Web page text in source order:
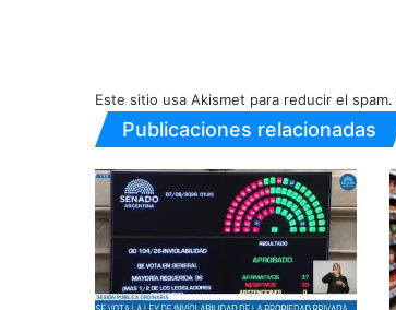
Este sitio usa Akismet para reducir el spam.
Publicaciones relacionadas